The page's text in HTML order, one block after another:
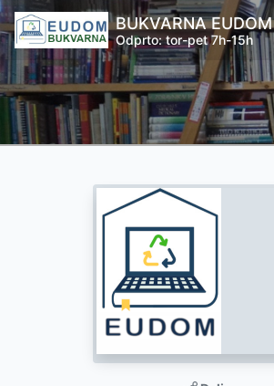
BUKVARNA EUDOM
Odprto: tor-pet 7h-15h